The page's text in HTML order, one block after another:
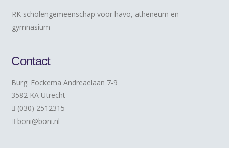
RK scholengemeenschap voor havo, atheneum en
gymnasium
Contact
Burg. Fockema Andreaelaan 7-9
3582 KA Utrecht
(030) 2512315
boni@boni.nl